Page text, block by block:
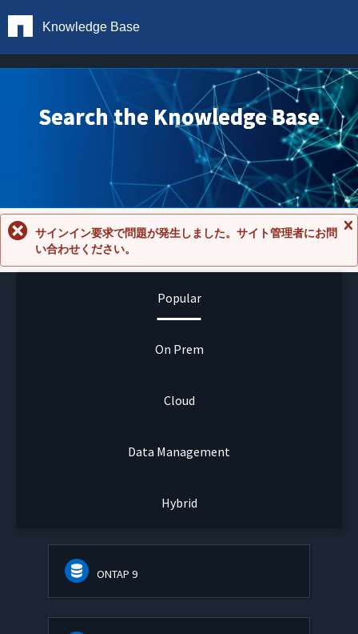
Knowledge Base
Search the Knowledge Base
セ
サインイン要求で問題が発生しました。サイト管理者にお問
い合わせください。
Popular
On Prem
Cloud
Data Management
Hybrid
ONTAP 9